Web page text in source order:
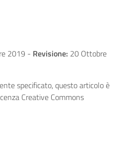
2019 - Revisione: 20 Ottobre
specificato, questo articolo è
Creative Commons